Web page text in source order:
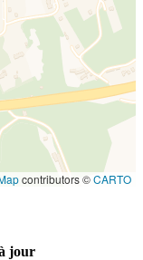
contributors ©CARTO
jour